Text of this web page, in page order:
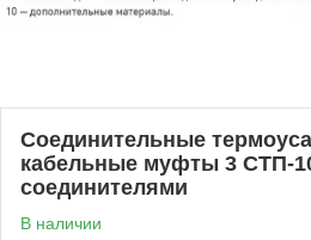
Соединительные
кабельные муфты 3 СТП-
соединителями
В наличии